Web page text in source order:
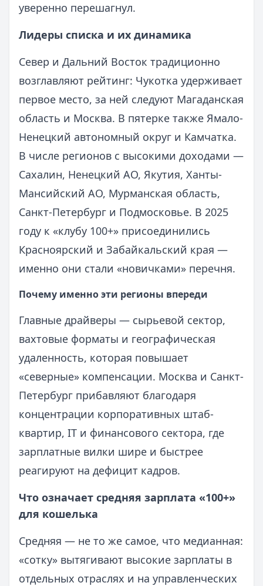
уверенно перешагнул.
Лидеры списка и их динамика
Север и Дальний Восток традиционно
возглавляют рейтинг: Чукотка удерживает
первое место, за ней следуют Магаданская
область и Москва. В пятерке также Ямало-
Ненецкий автономный округ и Камчатка.
В числе регионов с высокими доходами —
Сахалин, Ненецкий АО, Якутия, Ханты-
Мансийский АО, Мурманская область,
Санкт-Петербург и Подмосковье. В 2025
году к «клубу 100+» присоединились
Красноярский и Забайкальский края —
именно они стали «новичками» перечня.
Почему именно эти регионы впереди
Главные драйверы — сырьевой сектор,
вахтовые форматы и географическая
удаленность, которая повышает
«северные» компенсации. Москва и Санкт-
Петербург прибавляют благодаря
концентрации корпоративных штаб-
квартир, IT и финансового сектора, где
зарплатные вилки шире и быстрее
реагируют на дефицит кадров.
Что означает средняя зарплата «100+»
для кошелька
Средняя — не то же самое, что медианная:
«сотку» вытягивают высокие зарплаты в
отдельных отраслях и на управленческих